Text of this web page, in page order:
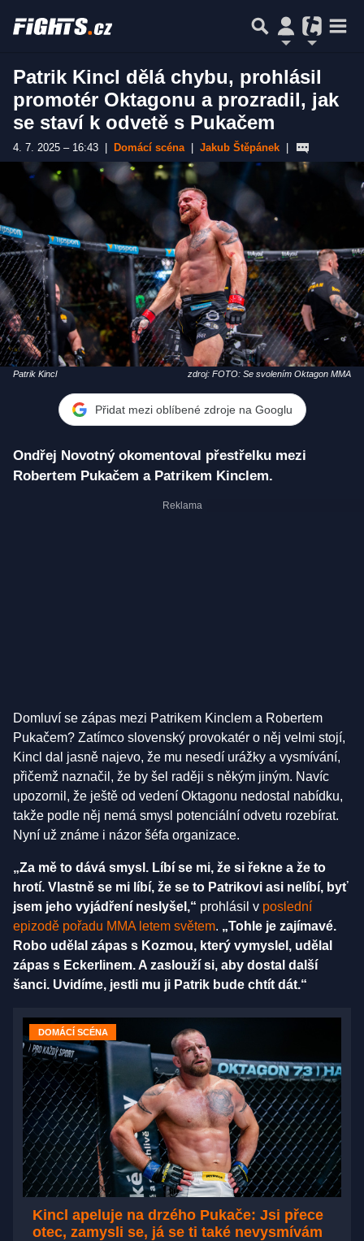
Patrik Kincl dělá chybu, prohlásil
promotér Oktagonu a prozradil, jak
se staví k odvetě s Pukačem
4. 7. 2025 – 16:43 Domácí scéna Jakub Štěpánek
Patrik Kincl zdroj: FOTO: Se svolením Oktagon MMA
Přidat mezi oblíbené zdroje na Googlu
Ondřej Novotný okomentoval přestřelku mezi
Robertem Pukačem a Patrikem Kinclem.
Domluví se zápas mezi Patrikem Kinclem a Robertem
Pukačem? Zatímco slovenský provokatér o něj velmi stojí,
Kincl dal jasně najevo, že mu nesedí urážky a vysmívání,
přičemž naznačil, že by šel raději s někým jiným. Navíc
upozornil, že ještě od vedení Oktagonu nedostal nabídku,
takže podle něj nemá smysl potenciální odvetu rozebírat.
Nyní už známe i názor šéfa organizace.
„Za mě to dává smysl. Líbí se mi, že si řekne a že to
hrotí. Vlastně se mi líbí, že se to Patrikovi asi nelíbí, byť
jsem jeho vyjádření neslyšel,“ prohlásil v poslední
epizodě pořadu MMA letem světem. „Tohle je zajímavé.
Robo udělal zápas s Kozmou, který vymyslel, udělal
zápas s Eckerlinem. A zaslouží si, aby dostal další
šanci. Uvidíme, jestli mu ji Patrik bude chtít dát.“
DOMÁCÍ SCÉNA
Kincl apeluje na drzého Pukače: Jsi přece
otec, zamysli se, já se ti také nevysmívám